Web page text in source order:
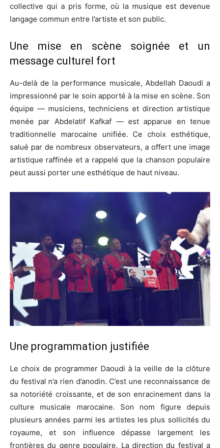
collective qui a pris forme, où la musique est devenue
langage commun entre l’artiste et son public.
Une mise en scène soignée et un
message culturel fort
Au-delà de la performance musicale, Abdellah Daoudi a
impressionné par le soin apporté à la mise en scène. Son
équipe — musiciens, techniciens et direction artistique
menée par Abdelatif Kafkaf — est apparue en tenue
traditionnelle marocaine unifiée. Ce choix esthétique,
salué par de nombreux observateurs, a offert une image
artistique raffinée et a rappelé que la chanson populaire
peut aussi porter une esthétique de haut niveau.
Une programmation justifiée
Le choix de programmer Daoudi à la veille de la clôture
du festival n’a rien d’anodin. C’est une reconnaissance de
sa notoriété croissante, et de son enracinement dans la
culture musicale marocaine. Son nom figure depuis
plusieurs années parmi les artistes les plus sollicités du
royaume, et son influence dépasse largement les
frontières du genre populaire. La direction du festival a